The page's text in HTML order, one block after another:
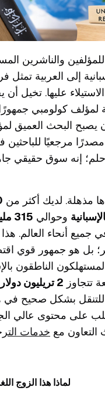
للمؤلفين والناشرين
إلى العربية
عليها. تخيل أن
لمؤلف كولومبي
يصبح البحث العميق
مرجعيًا للباحثين
إنه سوق حقيقي
مذهلة. لديك أكثر من
وحوالي
جميع أنحاء العالم.
بل هو جمهور قوي
الناطقون
تتجاوز
2 تريليون
بشكل صحيح في
على محتوى عالي
مع خدمات
لماذا هذا الزوج